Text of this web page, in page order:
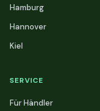
Hamburg
Hannover
Kiel
SERVICE
Für Händler